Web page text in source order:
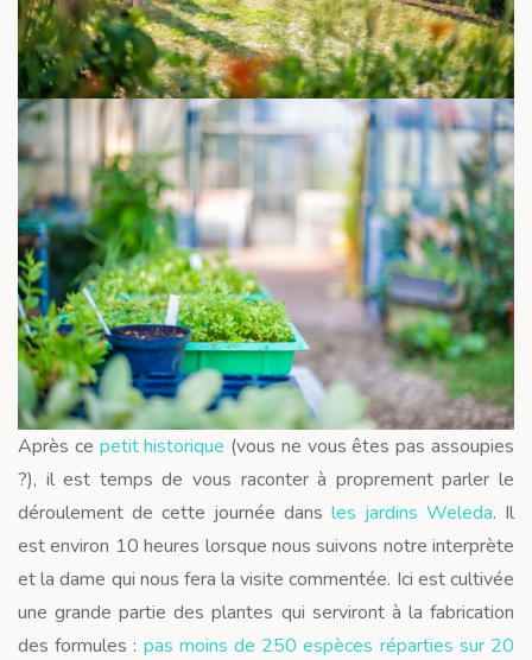
Après ce petit historique (vous ne vous êtes pas assoupies
?), il est temps de vous raconter à proprement parler le
déroulement de cette journée dans les jardins Weleda. Il
est environ 10 heures lorsque nous suivons notre interprète
et la dame qui nous fera la visite commentée. Ici est cultivée
une grande partie des plantes qui serviront à la fabrication
des formules : pas moins de 250 espèces réparties sur 20